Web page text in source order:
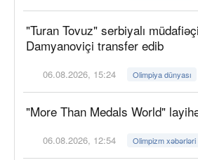
"Turan Tovuz" serbiyalı
Damyanoviçi transfer edib
06.08.2026, 15:24 Olimpiya dünyası
"More Than Medals World"
06.08.2026, 12:54 Olimpizm xəbərləri